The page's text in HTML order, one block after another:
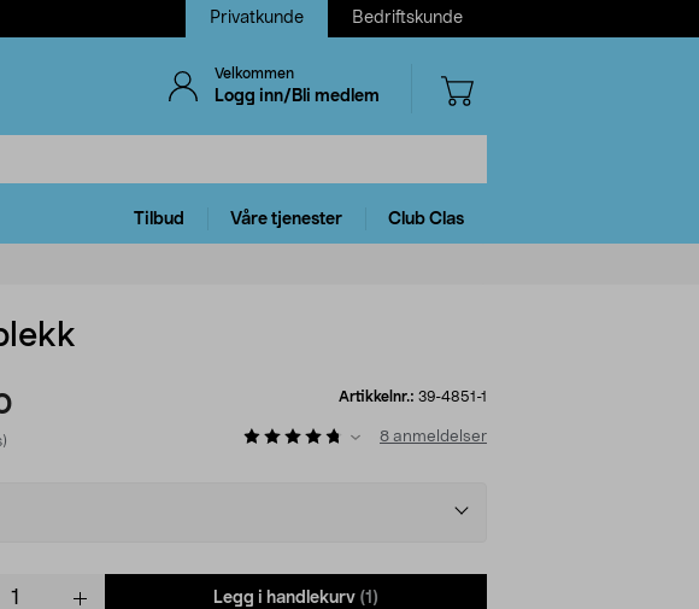
Privatkunde Bedriftskunde
Velkommen
Logg inn/Bli medlem
Tilbud Våre tjenester Club Clas
Artikkelnr.: 39-4851-1
8 anmeldelser
Legg i handlekurv (1)